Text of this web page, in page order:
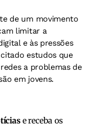
de um movimento
limitar a
e às pressões
estudos que
a problemas de
em jovens.
e receba os